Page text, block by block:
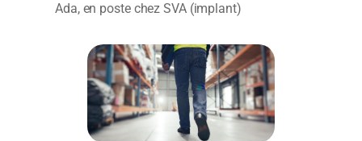
Ada, en poste chez SVA (implant)